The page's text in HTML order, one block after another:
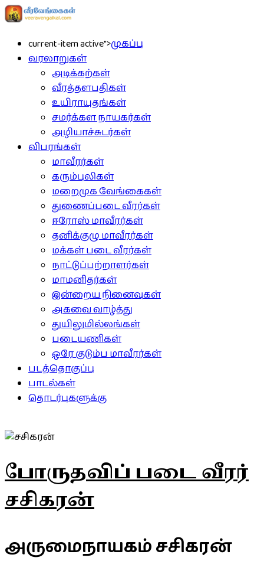
current-item active">முகப்பு
வரலாறுகள்
அடிக்கற்கள்
வீரத்தளபதிகள்
உயிராயுதங்கள்
சமர்க்கள நாயகர்கள்
அழியாச்சுடர்கள்
விபரங்கள்
மாவீரர்கள்
கரும்புலிகள்
மறைமுக வேங்கைகள்
துணைப்படை வீரர்கள்
ஈரோஸ் மாவீரர்கள்
தனிக்குழு மாவீரர்கள்
மக்கள் படை வீரர்கள்
நாட்டுப்பற்றாளர்கள்
மாமனிதர்கள்
இன்றைய நினைவுகள்
அகவை வாழ்த்து
துயிலுமில்லங்கள்
படையணிகள்
ஒரே குடும்ப மாவீரர்கள்
படத்தொகுப்பு
பாடல்கள்
தொடர்புகளுக்கு
போருதவிப் படை வீரர்
சசிகரன்
அருமைநாயகம் சசிகரன்